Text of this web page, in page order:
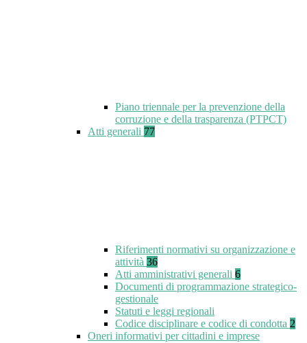
Piano triennale per la prevenzione della
corruzione e della trasparenza (PTPCT)
Atti generali 77
Riferimenti normativi su organizzazione e
attività 36
Atti amministrativi generali 6
Documenti di programmazione strategico-
gestionale
Statuti e leggi regionali
Codice disciplinare e codice di condotta 2
Oneri informativi per cittadini e imprese